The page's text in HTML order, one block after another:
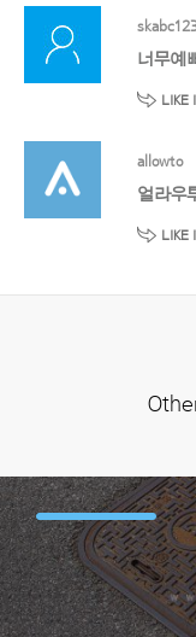
너무예
LIKE
allowto
LIKE